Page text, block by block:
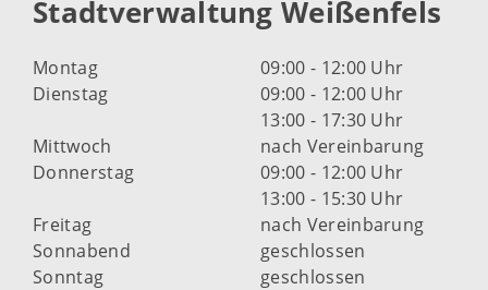
Stadtverwaltung Weißenfels
Montag
09:00 - 12:00 Uhr
Dienstag
09:00 - 12:00 Uhr
13:00 - 17:30 Uhr
Mittwoch
nach Vereinbarung
Donnerstag
09:00 - 12:00 Uhr
13:00 - 15:30 Uhr
Freitag
nach Vereinbarung
Sonnabend
geschlossen
Sonntag
geschlossen